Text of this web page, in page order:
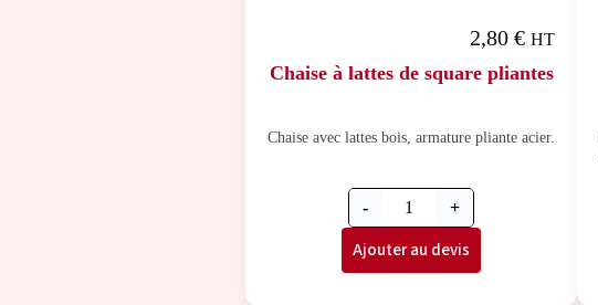
Chaise à lattes de square pliantes
2,80 € HT
Chaise avec lattes bois, armature pliante acier.
- +
Ajouter au devis